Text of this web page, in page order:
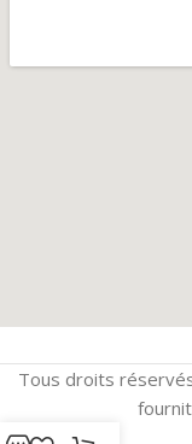
Tous droits